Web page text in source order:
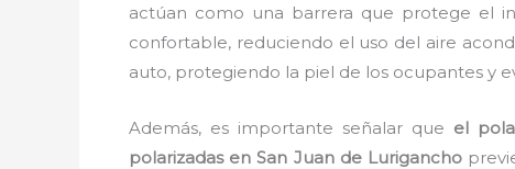
actúan como una barrera que protege el
confortable, reduciendo el uso del aire
auto, protegiendo la piel de los ocupantes y
Además, es importante señalar que el
polarizadas en San Juan de Lurigancho